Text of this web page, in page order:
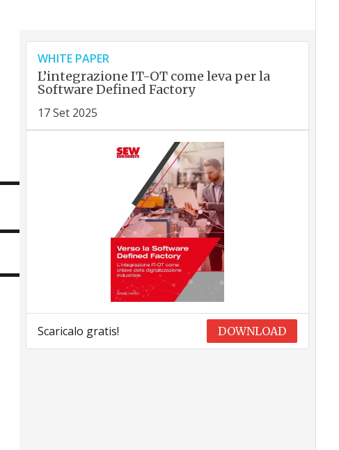
WHITE PAPER
L’integrazione IT-OT come leva per la
Software Defined Factory
17 Set 2025
Scaricalo gratis! DOWNLOAD